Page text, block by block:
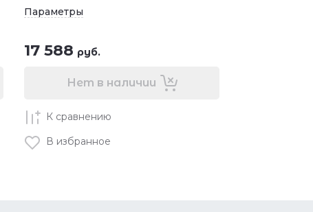
Параметры
17 588 руб.
Нет в наличии
К сравнению
В избранное